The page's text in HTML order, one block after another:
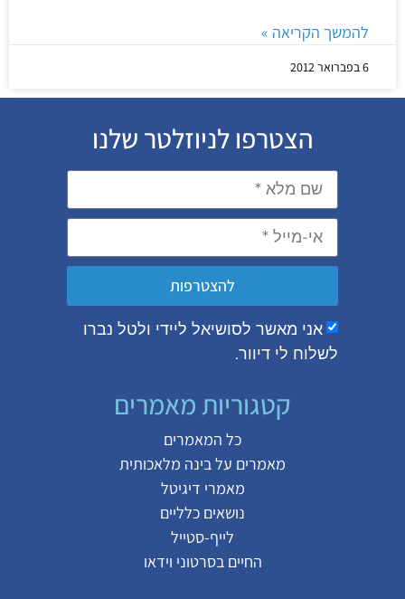
להמשך הקריאה »
6 בפברואר 2012
הצטרפו לניוזלטר שלנו
אני מאשר לסושיאל ליידי ולטל נברו
לשלוח לי דיוור.
להצטרפות
קטגוריות מאמרים
כל המאמרים
מאמרים עלבינה מלאכותית
מאמרי דיגיטל
נושאים כלליים
לייף-סטייל
החיים בסרטוני וידאו